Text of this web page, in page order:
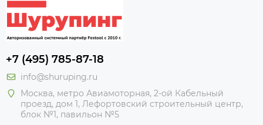
+7 (495) 785-87-18
info@shuruping.ru
Москва, метро Авиамоторная, 2-ой Кабельный
проезд, дом 1, Лефортовский строительный центр,
блок №1, павильон №5